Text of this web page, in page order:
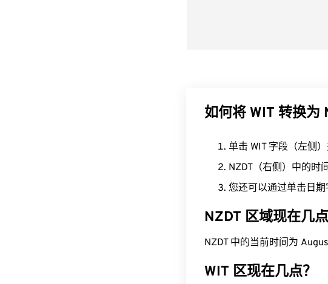
如何将 WIT 转换为
单击 WIT 字段（左侧
NZDT（右侧）中的时
您还可以通过单击日期
NZDT 区域现在几点
NZDT 中的当前时间为
WIT 区现在几点？